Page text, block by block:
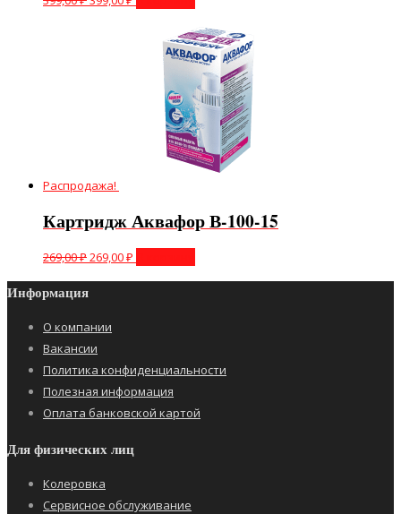
Распродажа!
Картридж Аквафор В-100-15
269,00₽269,00₽
Информация
О компании
Вакансии
Политика конфиденциальности
Полезная информация
Оплата банковской картой
Для физических лиц
Колеровка
Сервисное обслуживание